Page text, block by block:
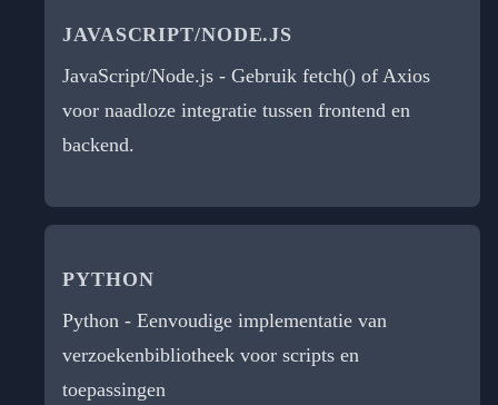
JAVASCRIPT/NODE.JS
JavaScript/Node.js - Gebruik fetch() of Axios
voor naadloze integratie tussen frontend en
backend.
PYTHON
Python - Eenvoudige implementatie van
verzoekenbibliotheek voor scripts en
toepassingen